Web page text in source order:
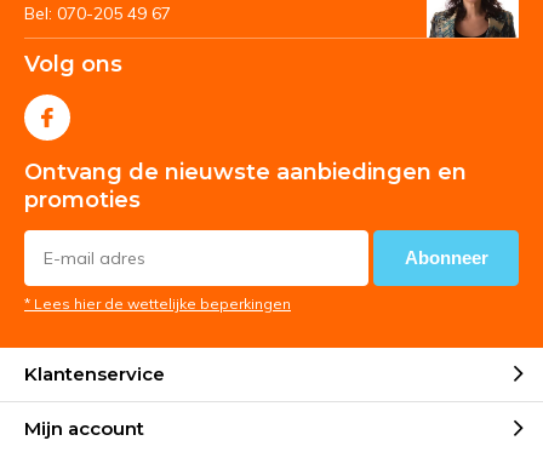
Bel: 070-205 49 67
Volg ons
Ontvang de nieuwste aanbiedingen en
promoties
Abonneer
* Lees hier de wettelijke beperkingen
Klantenservice
Mijn account